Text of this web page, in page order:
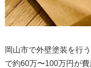
岡山市で外壁塗装を行
で約60万〜100万円が費